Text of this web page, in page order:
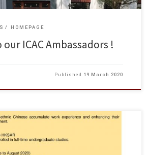
HOMEPAGE
ICAC Ambassadors !
Published 19 March 2020